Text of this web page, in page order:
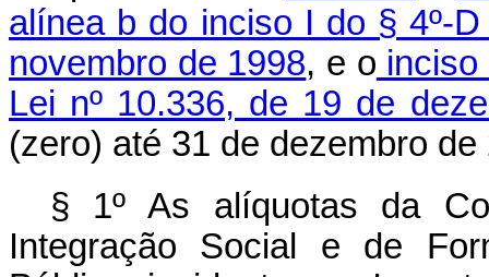
alínea b do inciso I do § 4º-
novembro de 1998, e o
Lei nº 10.336, de 19 de
(zero) até 31 de dezembro de
§ 1º As alíquotas da
Integração Social e de